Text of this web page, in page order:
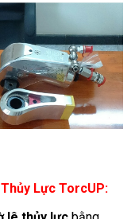
Lực TorcUP: